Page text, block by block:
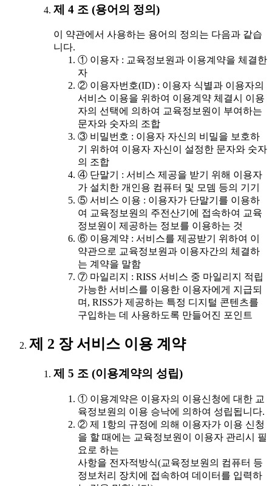
제 4 조 (용어의 정의)
이 약관에서 사용하는 용어의 정의는 다음과 같습
니다.
① 이용자 : 교육정보원과 이용계약을 체결한
자
② 이용자번호(ID) : 이용자 식별과 이용자의
서비스 이용을 위하여 이용계약 체결시 이용
자의 선택에 의하여 교육정보원이 부여하는
문자와 숫자의 조합
③ 비밀번호 : 이용자 자신의 비밀을 보호하
기 위하여 이용자 자신이 설정한 문자와 숫자
의 조합
④ 단말기 : 서비스 제공을 받기 위해 이용자
가 설치한 개인용 컴퓨터 및 모뎀 등의 기기
⑤ 서비스 이용 : 이용자가 단말기를 이용하
여 교육정보원의 주전산기에 접속하여 교육
정보원이 제공하는 정보를 이용하는 것
⑥ 이용계약 : 서비스를 제공받기 위하여 이
약관으로 교육정보원과 이용자간의 체결하
는 계약을 말함
⑦ 마일리지 : RISS 서비스 중 마일리지 적립
가능한 서비스를 이용한 이용자에게 지급되
며, RISS가 제공하는 특정 디지털 콘텐츠를
구입하는 데 사용하도록 만들어진 포인트
제 2 장 서비스 이용 계약
제 5 조 (이용계약의 성립)
① 이용계약은 이용자의 이용신청에 대한 교
육정보원의 이용 승낙에 의하여 성립됩니다.
② 제 1항의 규정에 의해 이용자가 이용 신청
을 할 때에는 교육정보원이 이용자 관리시 필
요로 하는
사항을 전자적방식(교육정보원의 컴퓨터 등
정보처리 장치에 접속하여 데이터를 입력하